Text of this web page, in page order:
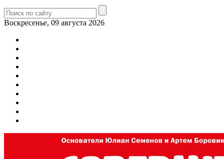
Воскресенье, 09 августа 2026